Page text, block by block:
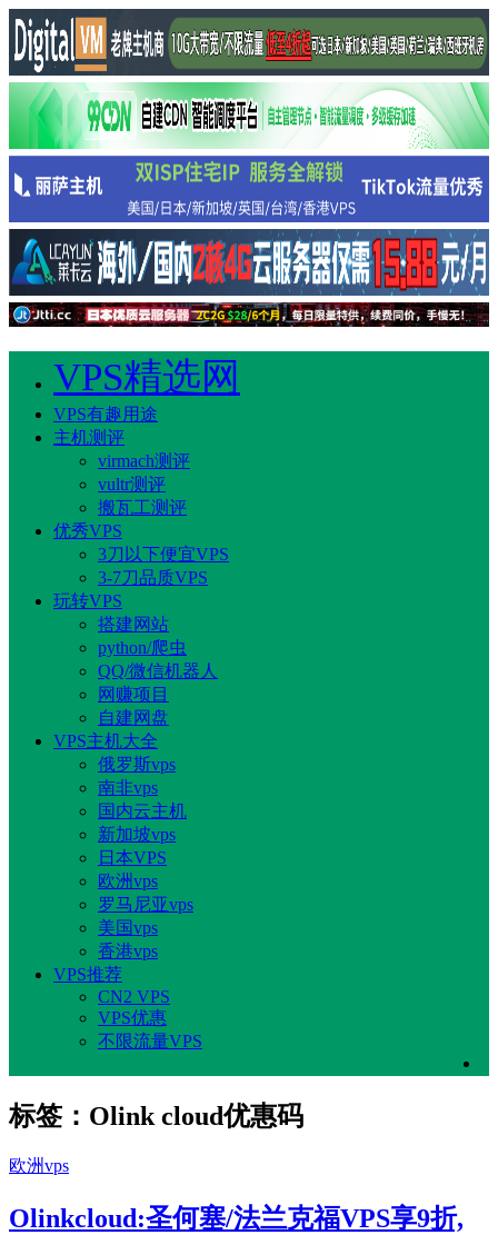
VPS精选网
VPS有趣用途
主机测评
virmach测评
vultr测评
搬瓦工测评
优秀VPS
3刀以下便宜VPS
3-7刀品质VPS
玩转VPS
搭建网站
python/爬虫
QQ/微信机器人
网赚项目
自建网盘
VPS主机大全
俄罗斯vps
南非vps
国内云主机
新加坡vps
日本VPS
欧洲vps
罗马尼亚vps
美国vps
香港vps
VPS推荐
CN2 VPS
VPS优惠
不限流量VPS
标签：Olink cloud优惠码
欧洲vps
Olinkcloud:圣何塞/法兰克福VPS享9折,